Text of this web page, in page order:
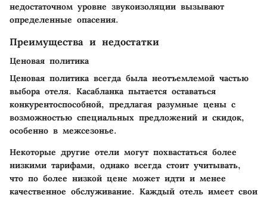
недостаточном уровне звукоизоляции вызывают
определенные опасения.
Преимущества и недостатки
Ценовая политика
Ценовая политика всегда была неотъемлемой частью
выбора отеля. Касабланка пытается оставаться
конкурентоспособной, предлагая разумные цены с
возможностью специальных предложений и скидок,
особенно в межсезонье.
Некоторые другие отели могут похвастаться более
низкими тарифами, однако всегда стоит учитывать,
что по более низкой цене может идти и менее
качественное обслуживание. Каждый отель имеет свои